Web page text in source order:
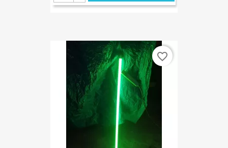
favorite_border